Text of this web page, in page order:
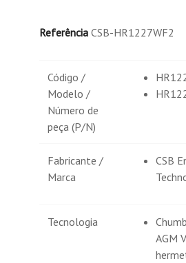
Referência CSB-HR1227WF2
Código /
Modelo /
Número de
peça (P/N)
Fabricante /
Marca
CSB
Tecnologia
AGM